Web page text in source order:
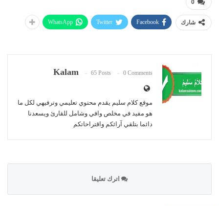
0
شارك Facebook
Twitter
WhatsApp
Kalam 65 Posts 0 Comments
موقع كلام سليم يقدم محتوي تعليمي وترفيهي لكل ما
هو مفيد في مخلص وافي وشامل للقارئ ويسعدنا
دائما بتلقي آرائكم واقتراحاتكم
اترك تعليقا